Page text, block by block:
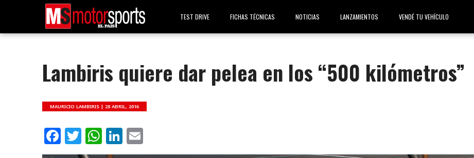
TEST DRIVE FICHAS TÉCNICAS NOTICIAS LANZAMIENTOS VENDÉ TU VEHÍCULO
Lambiris quiere dar pelea en los “500 kilómetros”
MAURICIO LAMBIRIS |28 ABRIL, 2016
Facebook
Twitter
WhatsApp
LinkedIn